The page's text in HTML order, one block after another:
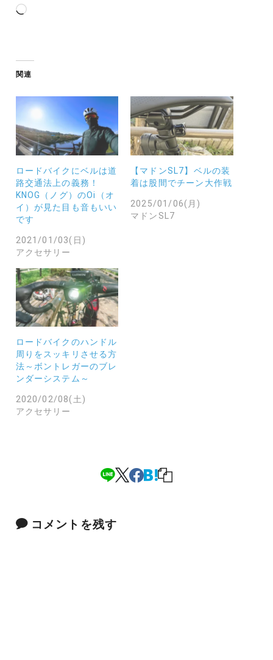
読
中…
関連
ロードバイクにベルは道
路交通法上の義務！
KNOG（ノグ）のOi（オ
イ）が見た目も音もいい
です
2021/01/03(日)
アクセサリー
【マドンSL7】ベルの装
着は股間でチーン大作戦
2025/01/06(月)
マドンSL7
ロードバイクのハンドル
周りをスッキリさせる方
法～ボントレガーのブレ
ンダーシステム～
2020/02/08(土)
アクセサリー
コメントを残す